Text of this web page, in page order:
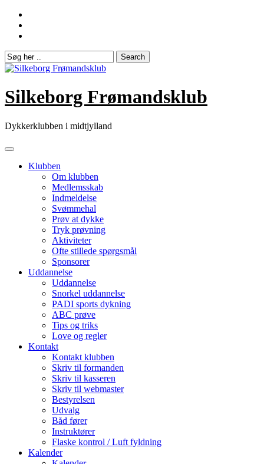
Skip
content
Silkeborg Frømandsklub
Dykkerklubben i midtjylland
Klubben
Om klubben
Medlemsskab
Indmeldelse
Svømmehal
Prøv at dykke
Tryk prøvning
Aktiviteter
Ofte stillede spørgsmål
Sponsorer
Uddannelse
Uddannelse
Snorkel uddannelse
PADI sports dykning
ABC prøve
Tips og triks
Love og regler
Kontakt
Kontakt klubben
Skriv til formanden
Skriv til kasseren
Skriv til webmaster
Bestyrelsen
Udvalg
Båd fører
Instruktører
Flaske kontrol / Luft fyldning
Kalender